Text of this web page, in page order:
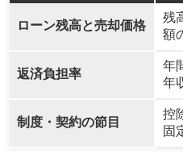
ローン残高と売却価格
残
額
返済負担率
年
年
制度・契約の節目
控
固